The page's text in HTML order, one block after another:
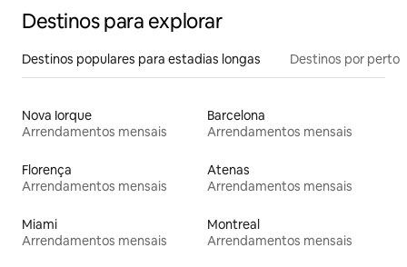
Destinos para explorar
Destinos populares para estadias longas Destinos por perto
Nova Iorque
Arrendamentos mensais
Barcelona
Arrendamentos mensais
Florença
Arrendamentos mensais
Atenas
Arrendamentos mensais
Miami
Arrendamentos mensais
Montreal
Arrendamentos mensais